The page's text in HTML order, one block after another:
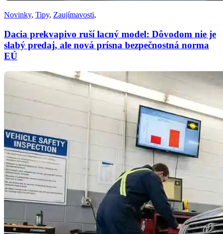
Novinky, Tipy, Zaujímavosti,
Dacia prekvapivo ruší lacný model: Dôvodom nie je
slabý predaj, ale nová prísna bezpečnostná norma
EÚ